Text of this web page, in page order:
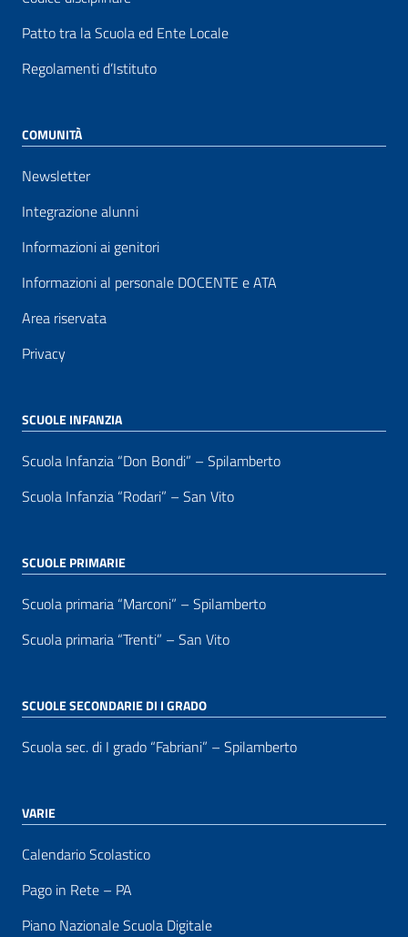
Patto tra la Scuola ed Ente Locale
Regolamenti d’Istituto
COMUNITÀ
Newsletter
Integrazione alunni
Informazioni ai genitori
Informazioni al personale DOCENTE e ATA
Area riservata
Privacy
SCUOLE INFANZIA
Scuola Infanzia “Don Bondi” – Spilamberto
Scuola Infanzia “Rodari” – San Vito
SCUOLE PRIMARIE
Scuola primaria “Marconi” – Spilamberto
Scuola primaria “Trenti” – San Vito
SCUOLE SECONDARIE DI I GRADO
Scuola sec. di I grado “Fabriani” – Spilamberto
VARIE
Calendario Scolastico
Pago in Rete – PA
Piano Nazionale Scuola Digitale